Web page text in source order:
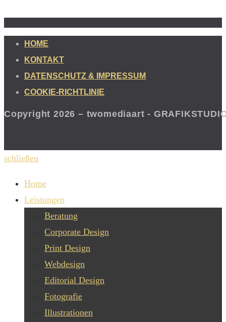
HOME
KONTAKT
DATENSCHUTZ & IMPRESSUM
COOKIE-RICHTLINIE
Copyright 2026 – twomediaart -
schließen
Home
Leistungen
Beratung
Corporate Design
Print Design
Webdesign
Editorial Design
Fotografie
Illustrationen